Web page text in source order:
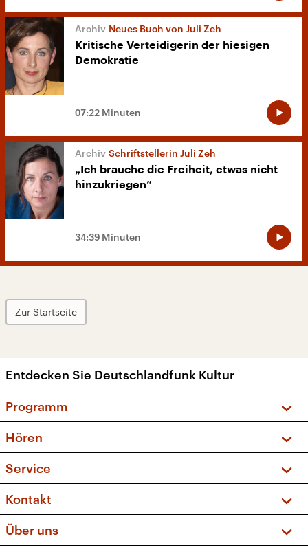
Neues Buch von Juli Zeh
Kritische Verteidigerin der hiesigen
Demokratie
07:22 Minuten
Schriftstellerin Juli Zeh
„Ich brauche die Freiheit, etwas nicht
hinzukriegen“
34:39 Minuten
Zur Startseite
Entdecken Sie Deutschlandfunk Kultur
Programm
Sendungen und Podcasts
Musikliste
Kakadu – Das Kinderprogramm
Hören
Frequenzen (UKW + DAB+)
Service
FAQ
Apps
Newsletter
Kontakt
Social Media
Über uns